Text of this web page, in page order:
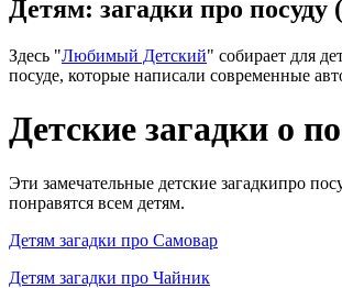
Детям: загадки про посуду
Здесь "Любимый Детский" собирает для
посуде, которые написали современные
Детские загадки о
Эти замечательные детские загадкипро
понравятся всем детям.
Детям загадки про Самовар
Детям загадки про Чайник